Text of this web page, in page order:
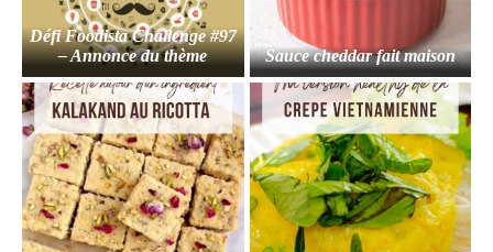
Défi Foodista Challenge #97
– Annonce du thème
Sauce cheddar fait maison